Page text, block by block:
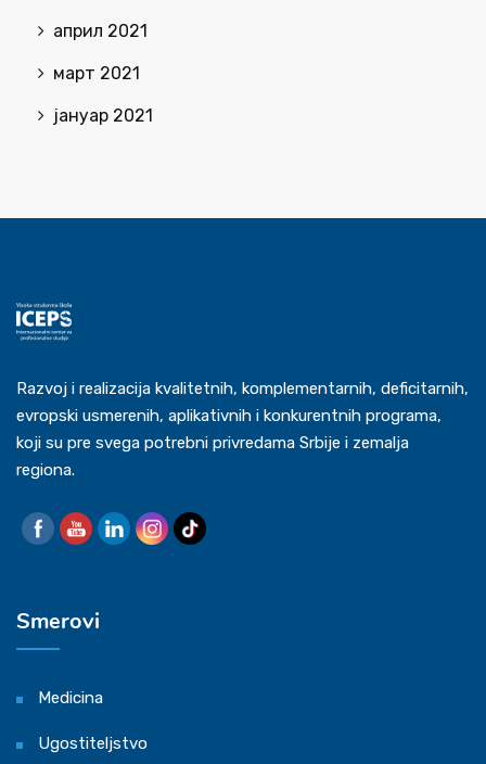
април 2021
март 2021
јануар 2021
Razvoj i realizacija kvalitetnih, komplementarnih, deficitarnih,
evropski usmerenih, aplikativnih i konkurentnih programa,
koji su pre svega potrebni privredama Srbije i zemalja
regiona.
Smerovi
Medicina
Ugostiteljstvo